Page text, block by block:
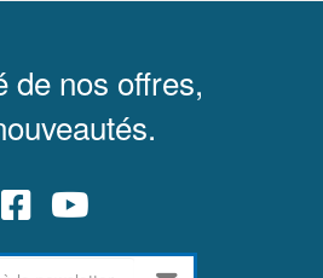
de nos offres,